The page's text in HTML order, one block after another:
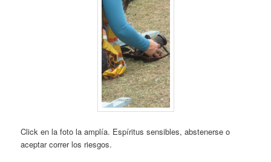
Click en la foto la amplía. Espíritus sensibles, abstenerse o
aceptar correr los riesgos.